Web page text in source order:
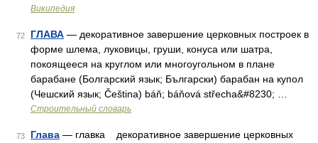
Википедия
72 ГЛАВА — декоративное завершение церковных построек в
форме шлема, луковицы, груши, конуса или шатра,
покоящееся на круглом или многоугольном в плане
барабане (Болгарский язык; Български) барабан на купол
(Чешский язык; Čeština) báň; báňová střecha&#8230; …
Строительный словарь
73 Глава — главка декоративное завершение церковных